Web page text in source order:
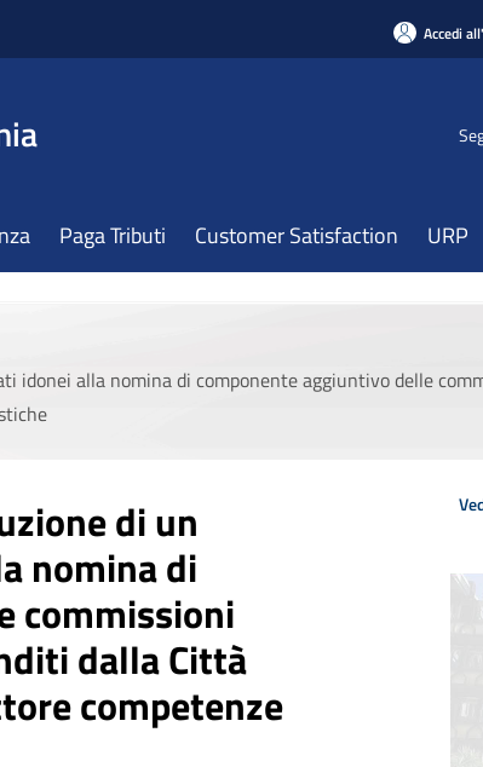
Accedi
Paga Tributi Customer Satisfaction URP
idonei alla nomina di componente aggiuntivo delle
di un
nomina di
commissioni
dalla Città
competenze